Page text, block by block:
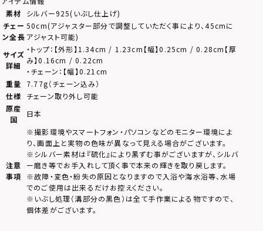
素材
シルバー925(いぶし仕上げ)
チェー
ン全長
50cm(アジャスター部分で調整していただく事により、45cmに
アジャスト可能)
サイズ
詳細
・トップ：【外形】1.34cm / 1.23cm【幅】0.25cm / 0.28cm【厚
み】0.16cm / 0.22cm
・チェーン：【幅】0.21cm
重量
7.77g（チェーン込み）
仕様
チェーン取り外し可能
原産
国
日本
注意
事項
※撮影環境やスマートフォン・パソコンなどのモニター環境によ
り、画面上と実物の色味が異なって見える場合がございます。
※シルバー素材は『硫化』により黒ずむ事がございますが、シルバ
ー磨き等でお手入れして頂く事で本来の輝きを取り戻します。
※故障・変色・紛失の原因となりますので入浴や海水浴等、水場
でのご使用は出来るだけお控えください。
※いぶし処理（溝部分の黒色）は全て手作業による物ですので、
個体差がございます。